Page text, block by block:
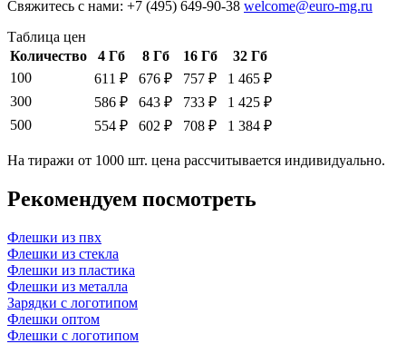
Свяжитесь с нами: +7 (495) 649-90-38 welcome@euro-mg.ru
Таблица цен
Количество
4 Гб 8 Гб 16 Гб
32 Гб
100
611 ₽ 676 ₽ 757 ₽
1 465 ₽
300
586 ₽ 643 ₽ 733 ₽
1 425 ₽
500
554 ₽ 602 ₽ 708 ₽ 1 384 ₽
На тиражи от 1000 шт. цена рассчитывается индивидуально.
Рекомендуем посмотреть
Флешки из пвх
Флешки из стекла
Флешки из пластика
Флешки из металла
Зарядки с логотипом
Флешки оптом
Флешки с логотипом